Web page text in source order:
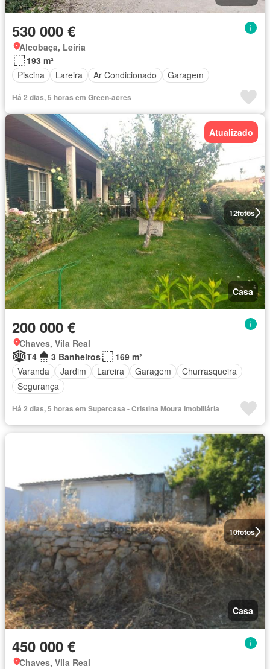
530 000 €
Alcobaça, Leiria
193 m²
Piscina
Lareira Ar Condicionado Garagem
Há 2 dias, 5 horas em Green-acres
12fotos
Atualizado
Casa
200 000 €
Chaves, Vila Real
T4
3 Banheiros
169 m²
Varanda
Jardim Lareira Garagem
Churrasqueira
Segurança
Há 2 dias, 5 horas em Supercasa - Cristina Moura Imobiliária
10fotos
Casa
450 000 €
Chaves, Vila Real